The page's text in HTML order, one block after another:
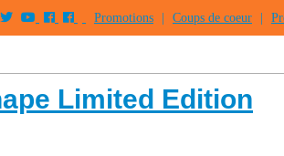
Promotions Coups de coeur
Limited Edition